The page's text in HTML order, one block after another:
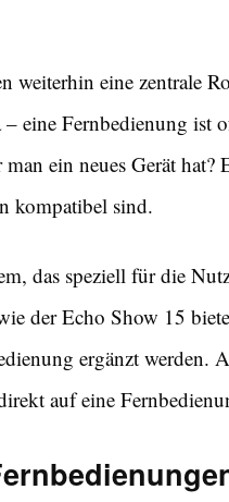
weiterhin eine zentrale
eine Fernbedienung ist
ein neues Gerät hat?
kompatibel sind.
das speziell für die
der Echo Show 15
ergänzt werden.
auf eine